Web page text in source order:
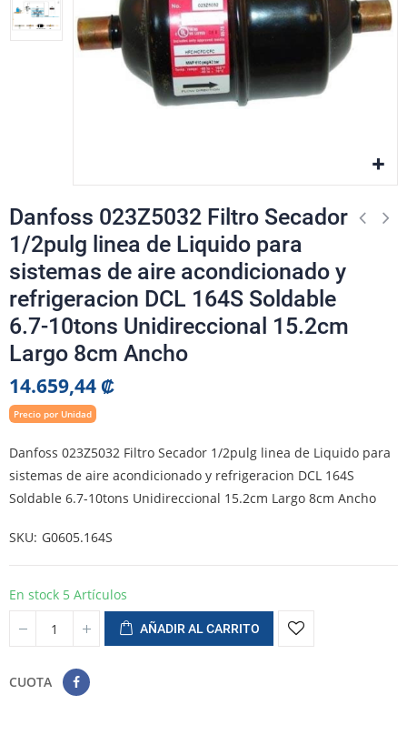
Danfoss 023Z5032 Filtro Secador
1/2pulg linea de Liquido para
sistemas de aire acondicionado y
refrigeracion DCL 164S Soldable
6.7-10tons Unidireccional 15.2cm
Largo 8cm Ancho
14.659,44 ₡
Precio por Unidad
Danfoss 023Z5032 Filtro Secador 1/2pulg linea de Liquido para
sistemas de aire acondicionado y refrigeracion DCL 164S
Soldable 6.7-10tons Unidireccional 15.2cm Largo 8cm Ancho
SKU G0605.164S
En stock 5 Artículos
AÑADIR AL CARRITO
CUOTA